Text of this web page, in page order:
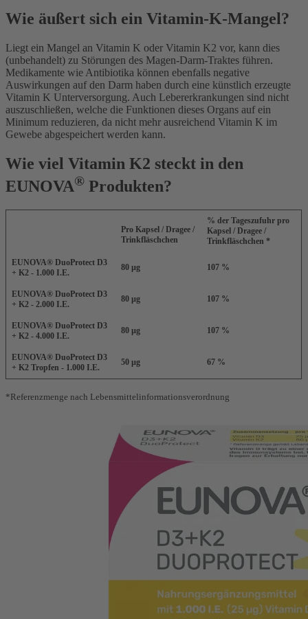
Wie äußert sich ein Vitamin-K-Mangel?
Liegt ein Mangel an Vitamin K oder Vitamin K2 vor, kann dies
(unbehandelt) zu Störungen des Magen-Darm-Traktes führen.
Medikamente wie Antibiotika können ebenfalls negative
Auswirkungen auf den Darm haben durch eine künstlich erzeugte
Vitamin K Unterversorgung. Auch Lebererkrankungen sind nicht
auszuschließen, welche die Funktionen dieses Organs auf ein
Minimum reduzieren, da nicht mehr ausreichend Vitamin K im
Gewebe abgespeichert werden kann.
Wie viel Vitamin K2 steckt in den
EUNOVA® Produkten?
Pro Kapsel / Dragee /
Trinkfläschchen
% der Tageszufuhr pro
Kapsel / Dragee /
Trinkfläschchen *
EUNOVA® DuoProtect D3
+ K2 - 1.000 I.E.
80 µg 107 %
EUNOVA® DuoProtect D3
+ K2 - 2.000 I.E.
80 µg 107 %
EUNOVA® DuoProtect D3
+ K2 - 4.000 I.E.
80 µg 107 %
EUNOVA® DuoProtect D3
+ K2 Tropfen - 1.000 I.E.
50 µg 67 %
*Referenzmenge nach Lebensmittelinformationsverordnung